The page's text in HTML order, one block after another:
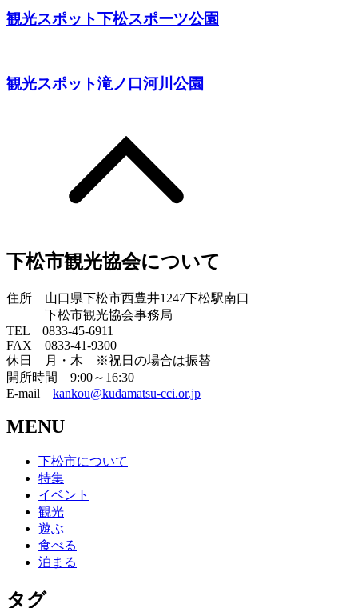
観光スポット下松スポーツ公園
観光スポット滝ノ口河川公園
下松市観光協会について
住所 山口県下松市西豊井1247下松駅南口
下松市観光協会事務局
TEL 0833-45-6911
FAX 0833-41-9300
休日 月・木 ※祝日の場合は振替
開所時間 9:00～16:30
E-mail kankou@kudamatsu-cci.or.jp
MENU
下松市について
特集
イベント
観光
遊ぶ
食べる
泊まる
タグ